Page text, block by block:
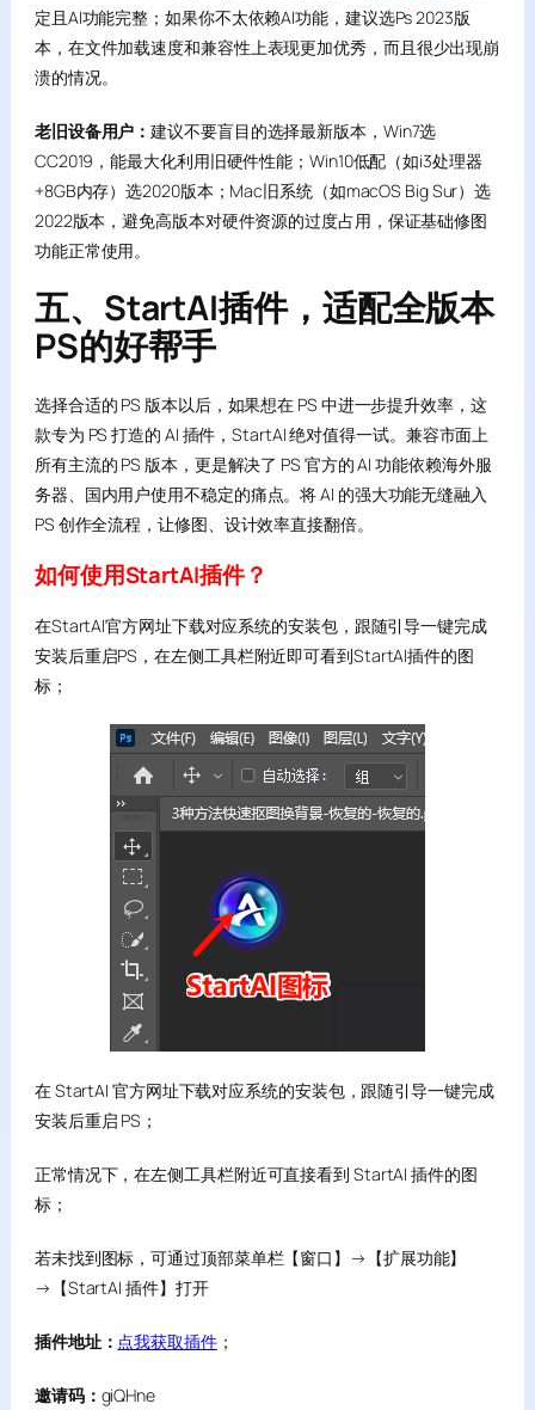
定且AI功能完整；如果你不太依赖AI功能，建议选Ps 2023版
本，在文件加载速度和兼容性上表现更加优秀，而且很少出现崩
溃的情况。
老旧设备用户：建议不要盲目的选择最新版本，Win7选
CC2019，能最大化利用旧硬件性能；Win10低配（如i3处理器
+8GB内存）选2020版本；Mac旧系统（如macOS Big Sur）选
2022版本，避免高版本对硬件资源的过度占用，保证基础修图
功能正常使用。
五、StartAI插件，适配全版本
PS的好帮手
选择合适的 PS 版本以后，如果想在 PS 中进一步提升效率，这
款专为 PS 打造的 AI 插件，StartAI 绝对值得一试。兼容市面上
所有主流的 PS 版本，更是解决了 PS 官方的 AI 功能依赖海外服
务器、国内用户使用不稳定的痛点。将 AI 的强大功能无缝融入
PS 创作全流程，让修图、设计效率直接翻倍。
如何使用StartAI插件？
在StartAI官方网址下载对应系统的安装包，跟随引导一键完成
安装后重启PS，在左侧工具栏附近即可看到StartAI插件的图
标；
在 StartAI 官方网址下载对应系统的安装包，跟随引导一键完成
安装后重启 PS；
正常情况下，在左侧工具栏附近可直接看到 StartAI 插件的图
标；
若未找到图标，可通过顶部菜单栏【窗口】→【扩展功能】
→【StartAI 插件】打开
插件地址： 点我获取插件；
邀请码： giQHne